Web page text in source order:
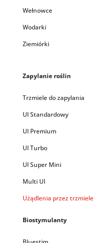
Wełnowce
Wodarki
Ziemiórki
Zapylanie roślin
Trzmiele do zapylania
Ul Standardowy
Ul Premium
Ul Turbo
Ul Super Mini
Multi Ul
Użądlenia przez trzmiele
Biostymulanty